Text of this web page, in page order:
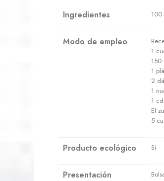
Ingredientes 100
Modo de empleo
1
150
1
2
1
1
El
5
Producto ecológico Si
Presentación